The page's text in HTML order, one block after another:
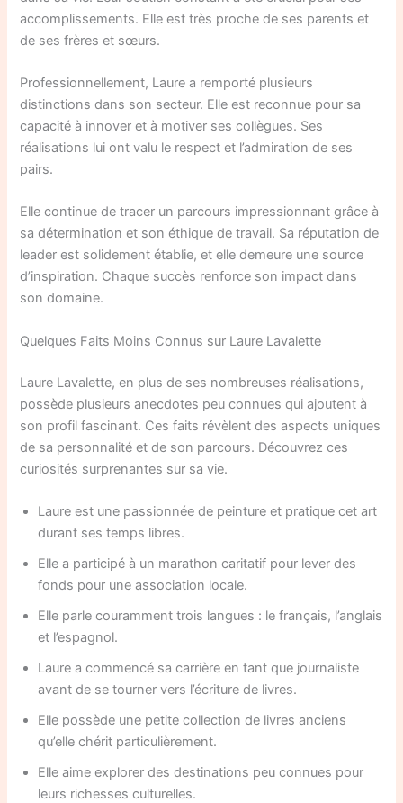
accomplissements. Elle est très proche de ses parents et
de ses frères et sœurs.
Professionnellement, Laure a remporté plusieurs
distinctions dans son secteur. Elle est reconnue pour sa
capacité à innover et à motiver ses collègues. Ses
réalisations lui ont valu le respect et l’admiration de ses
pairs.
Elle continue de tracer un parcours impressionnant grâce à
sa détermination et son éthique de travail. Sa réputation de
leader est solidement établie, et elle demeure une source
d’inspiration. Chaque succès renforce son impact dans
son domaine.
Quelques Faits Moins Connus sur Laure Lavalette
Laure Lavalette, en plus de ses nombreuses réalisations,
possède plusieurs anecdotes peu connues qui ajoutent à
son profil fascinant. Ces faits révèlent des aspects uniques
de sa personnalité et de son parcours. Découvrez ces
curiosités surprenantes sur sa vie.
Laure est une passionnée de peinture et pratique cet art
durant ses temps libres.
Elle a participé à un marathon caritatif pour lever des
fonds pour une association locale.
Elle parle couramment trois langues : le français, l’anglais
et l’espagnol.
Laure a commencé sa carrière en tant que journaliste
avant de se tourner vers l’écriture de livres.
Elle possède une petite collection de livres anciens
qu’elle chérit particulièrement.
Elle aime explorer des destinations peu connues pour
leurs richesses culturelles.